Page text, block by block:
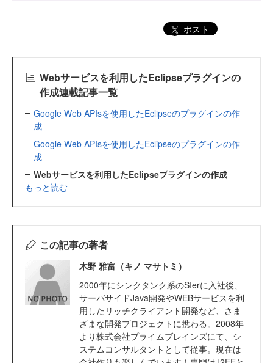
ポスト
Webサービスを利用したEclipseプラグインの
作成連載記事一覧
Google Web APIsを使用したEclipseのプラグインの作
成
Google Web APIsを使用したEclipseのプラグインの作
成
Webサービスを利用したEclipseプラグインの作成
もっと読む
この記事の著者
木野 雅富（キノ マサトミ）
2000年にシンクタンク系のSIerに入社後、
サーバサイドJava開発やWEBサービスを利
用したリッチクライアント開発など、さま
ざまな開発プロジェクトに携わる。2008年
より株式会社プライムブレインズにて、シ
ステムコンサルタントとして従事。現在は